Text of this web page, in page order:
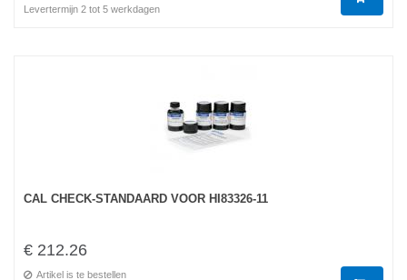
Levertermijn 2 tot 5 werkdagen
CAL CHECK-STANDAARD VOOR HI83326-11
€ 212.26
Artikel is te bestellen